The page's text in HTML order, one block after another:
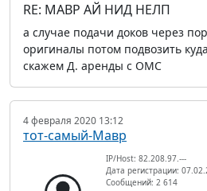
RE: МАВР АЙ НИД НЕЛП
а случае подачи доков через
оригиналы потом подвозить
скажем Д. аренды с ОМС
4 февраля 2020 13:12
тот-самый-Мавр
IP/Host: 82.208.97.---
Дата регистрации:
Сообщений: 2 614